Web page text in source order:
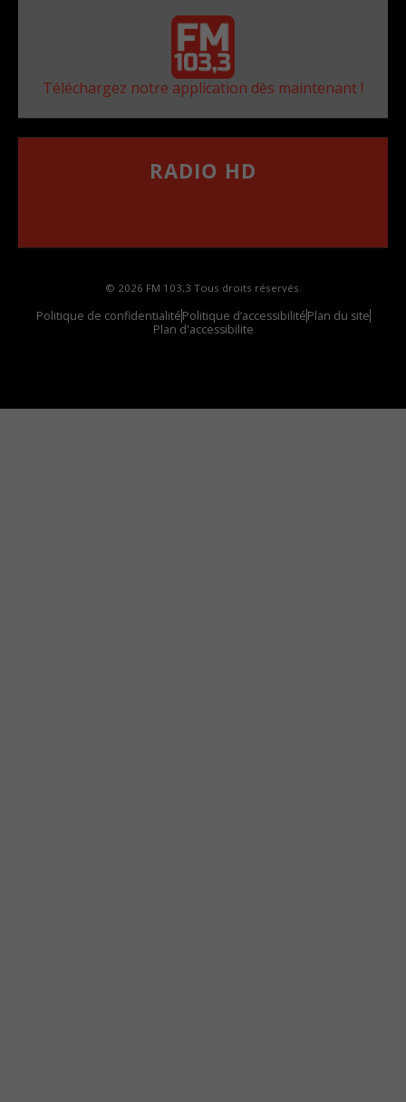
Téléchargez notre application dès maintenant !
RADIO HD
© 2026 FM 103,3 Tous droits réservés.
Politique de confidentialitéPolitique d’accessibilitéPlan du site
Plan d'accessibilite